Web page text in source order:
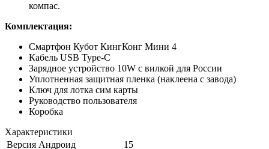
компас.
Комплектация:
Смартфон Кубот КингКонг Мини 4
Кабель USB Type-C
Зарядное устройство 10W с вилкой для России
Уплотненная защитная пленка (наклеена с завода)
Ключ для лотка сим карты
Руководство пользователя
Коробка
Характеристики
Версия Андроид
15